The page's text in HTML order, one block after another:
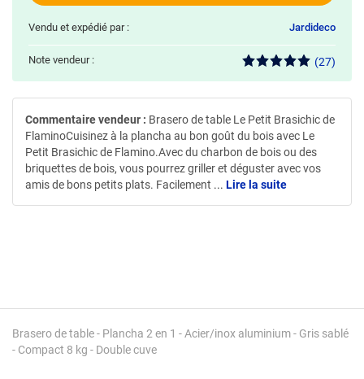
Brasero de table - Plancha 2 en 1 - Acier/inox aluminium - Gris sablé
- Compact 8 kg - Double cuve
Vendu et expédié par : Jardideco
Note vendeur : (27)
Commentaire vendeur : Brasero de table Le Petit Brasichic de
FlaminoCuisinez à la plancha au bon goût du bois avec Le
Petit Brasichic de Flamino.Avec du charbon de bois ou des
briquettes de bois, vous pourrez griller et déguster avec vos
amis de bons petits plats. Facilement ... Lire la suite